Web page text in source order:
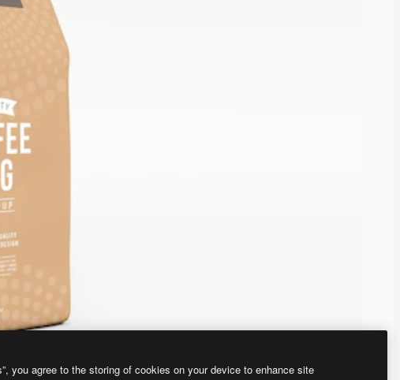
you agree to the storing of cookies on your device to enhance site